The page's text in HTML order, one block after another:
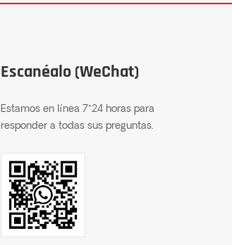
Escanéalo (WeChat)
Estamos en línea 7*24 horas para
responder a todas sus preguntas.